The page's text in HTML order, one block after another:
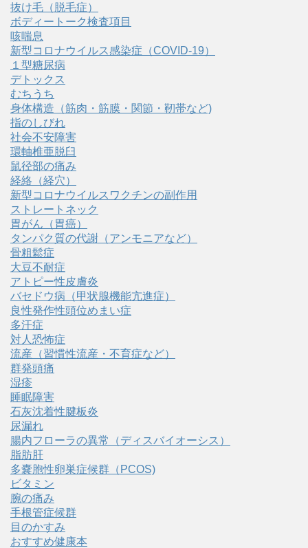
抜け毛（脱毛症）
ボディートーク検査項目
咳喘息
新型コロナウイルス感染症（COVID‑19）
１型糖尿病
デトックス
むちうち
身体構造（筋肉・筋膜・関節・靭帯など)
指のしびれ
社会不安障害
環軸椎亜脱臼
鼠径部の痛み
経絡（経穴）
新型コロナウイルスワクチンの副作用
ストレートネック
胃がん（胃癌）
タンパク質の代謝（アンモニアなど）
骨粗鬆症
大豆不耐症
アトピー性皮膚炎
バセドウ病（甲状腺機能亢進症）
良性発作性頭位めまい症
多汗症
対人恐怖症
流産（習慣性流産・不育症など）
群発頭痛
湿疹
睡眠障害
石灰沈着性腱板炎
尿漏れ
腸内フローラの異常（ディスバイオーシス）
脂肪肝
多嚢胞性卵巣症候群（PCOS)
ビタミン
腕の痛み
手根管症候群
目のかすみ
おすすめ健康本